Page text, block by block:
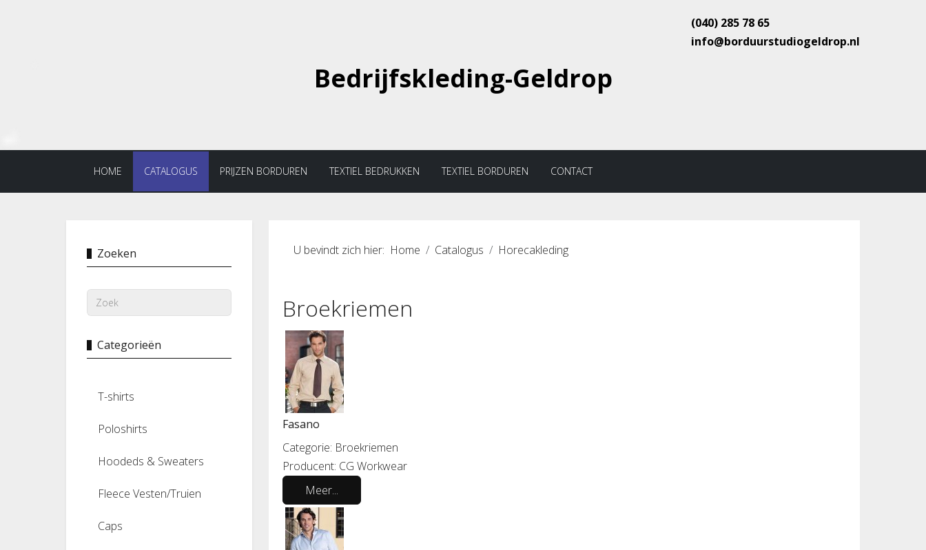
(040) 285 78 65
info@borduurstudiogeldrop.nl
Bedrijfskleding-Geldrop
HOME CATALOGUS PRIJZEN BORDUREN TEXTIEL BEDRUKKEN TEXTIEL BORDUREN CONTACT
Zoeken
Categorieën
T-shirts
Poloshirts
Hoodeds & Sweaters
Fleece Vesten/Truien
Caps
U bevindt zich hier: Home Catalogus Horecakleding
Broekriemen
Fasano
Categorie: Broekriemen
Producent: CG Workwear
Meer...